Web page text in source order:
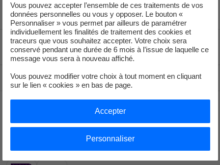
Voir le fil d'ariane
Haut de page
Collectivités
Nos labels
Vous pouvez accepter l’ensemble de ces traitements de vos
données personnelles ou vous y opposer. Le bouton «
Personnaliser » vous permet par ailleurs de paramétrer
individuellement les finalités de traitement des cookies et
traceurs que vous souhaitez accepter. Votre choix sera
conservé pendant une durée de 6 mois à l’issue de laquelle ce
message vous sera à nouveau affiché.
Vous pouvez modifier votre choix à tout moment en cliquant
sur le lien « cookies » en bas de page.
Personnaliser
Accepter